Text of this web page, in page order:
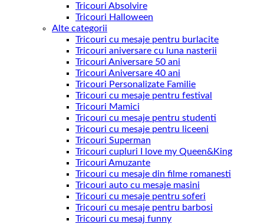
Tricouri Absolvire
Tricouri Halloween
Alte categorii
Tricouri cu mesaje pentru burlacite
Tricouri aniversare cu luna nasterii
Tricouri Aniversare 50 ani
Tricouri Aniversare 40 ani
Tricouri Personalizate Familie
Tricouri cu mesaje pentru festival
Tricouri Mamici
Tricouri cu mesaje pentru studenti
Tricouri cu mesaje pentru liceeni
Tricouri Superman
Tricouri cupluri I love my Queen&King
Tricouri Amuzante
Tricouri cu mesaje din filme romanesti
Tricouri auto cu mesaje masini
Tricouri cu mesaje pentru soferi
Tricouri cu mesaje pentru barbosi
Tricouri cu mesaj funny